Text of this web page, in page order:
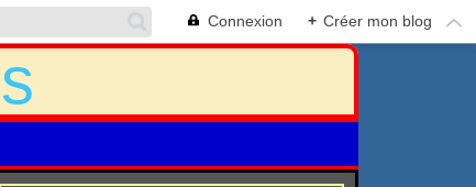
Connexion + Créer mon blog